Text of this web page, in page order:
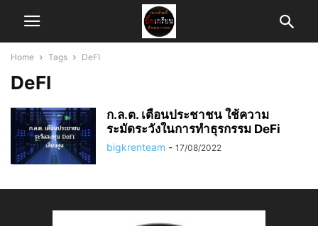
Home Tags DeFI
DeFI
ก.ล.ต. เตือนประชาชน ใช้ความ
ระมัดระวังในการทำธุรกรรม DeFi
bigkrenteam - 17/08/2022